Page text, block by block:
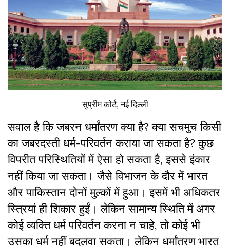
सुप्रीम कोर्ट, नई दिल्ली
सवाल है कि जबरन धर्मांतरण क्या है? क्या सचमुच किसी
का जबरदस्ती धर्म-परिवर्तन कराया जा सकता है? कुछ
विपरीत परिस्थितियों में ऐसा हो सकता है, इससे इंकार
नहीं किया जा सकता। जैसे विभाजन के दौर में भारत
और पाकिस्तान दोनों मुल्कों में हुआ। इसमें भी अधिकतर
स्त्रियां ही शिकार हुईं। लेकिन सामान्य स्थिति में अगर
कोई व्यक्ति धर्म परिवर्तन करना न चाहे, तो कोई भी
उसका धर्म नहीं बदलवा सकता। लेकिन धर्मांतरण भारत